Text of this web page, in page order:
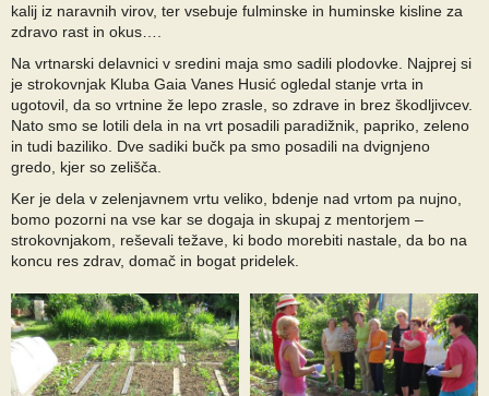
kalij iz naravnih virov, ter vsebuje fulminske in huminske kisline za
zdravo rast in okus….
Na vrtnarski delavnici v sredini maja smo sadili plodovke. Najprej si
je strokovnjak Kluba Gaia Vanes Husić ogledal stanje vrta in
ugotovil, da so vrtnine že lepo zrasle, so zdrave in brez škodljivcev.
Nato smo se lotili dela in na vrt posadili paradižnik, papriko, zeleno
in tudi baziliko. Dve sadiki bučk pa smo posadili na dvignjeno
gredo, kjer so zelišča.
Ker je dela v zelenjavnem vrtu veliko, bdenje nad vrtom pa nujno,
bomo pozorni na vse kar se dogaja in skupaj z mentorjem –
strokovnjakom, reševali težave, ki bodo morebiti nastale, da bo na
koncu res zdrav, domač in bogat pridelek.